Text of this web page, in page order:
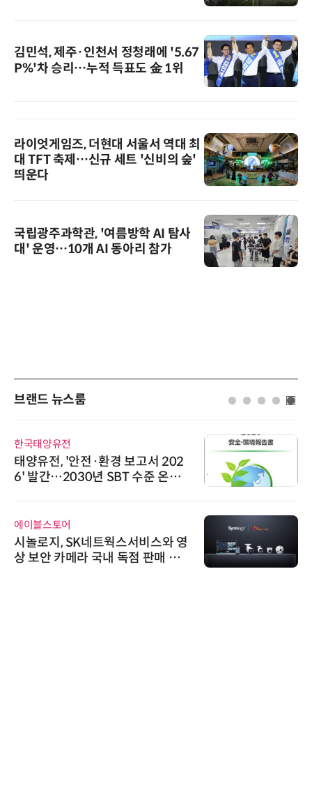
김민석, 제주·인천서 정청래에 '5.67
P%'차 승리…누적 득표도 金 1위
라이엇게임즈, 더현대 서울서 역대 최
대 TFT 축제…신규 세트 '신비의 숲'
띄운다
국립광주과학관, '여름방학 AI 탐사
대' 운영…10개 AI 동아리 참가
브랜드 뉴스룸
한국태양유전
태양유전, '안전·환경 보고서 202
6' 발간…2030년 SBT 수준 온실
에이블스토어
시놀로지, SK네트웍스서비스와 영
상 보안 카메라 국내 독점 판매 파